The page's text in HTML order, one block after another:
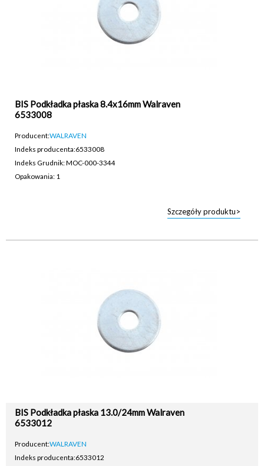
BIS Podkładka płaska 8.4x16mm Walraven
6533008
Producent:WALRAVEN
Indeks producenta:6533008
Indeks Grudnik: MOC-000-3344
Opakowania: 1
Szczegóły produktu>
BIS Podkładka płaska 13.0/24mm Walraven
6533012
Producent:WALRAVEN
Indeks producenta:6533012